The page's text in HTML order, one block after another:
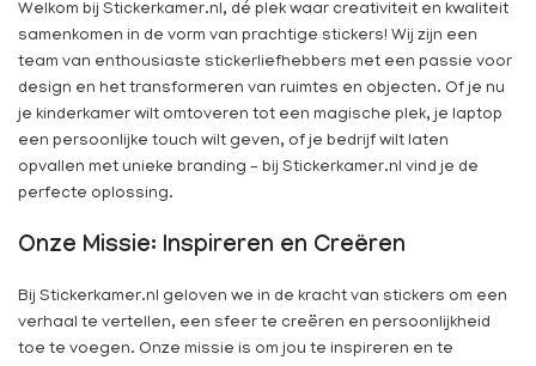
Welkom bij Stickerkamer.nl, dé plek waar creativiteit en kwaliteit
samenkomen in de vorm van prachtige stickers! Wij zijn een
team van enthousiaste stickerliefhebbers met een passie voor
design en het transformeren van ruimtes en objecten. Of je nu
je kinderkamer wilt omtoveren tot een magische plek, je laptop
een persoonlijke touch wilt geven, of je bedrijf wilt laten
opvallen met unieke branding – bij Stickerkamer.nl vind je de
perfecte oplossing.
Onze Missie: Inspireren en Creëren
Bij Stickerkamer.nl geloven we in de kracht van stickers om een
verhaal te vertellen, een sfeer te creëren en persoonlijkheid
toe te voegen. Onze missie is om jou te inspireren en te